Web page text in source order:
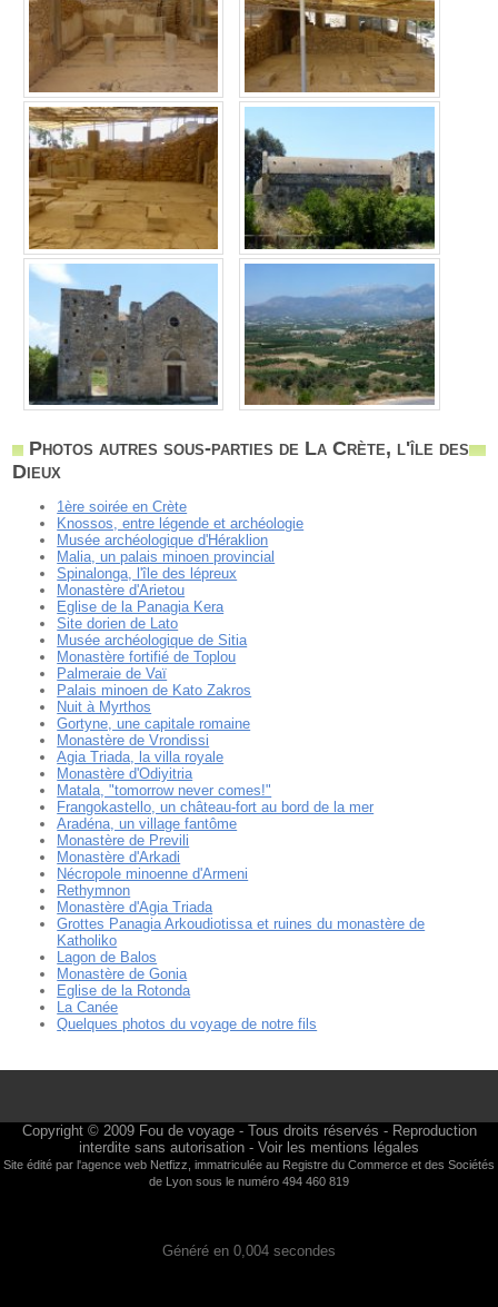
Photos autres sous-parties de La Crète, l'île des
Dieux
1ère soirée en Crète
Knossos, entre légende et archéologie
Musée archéologique d'Héraklion
Malia, un palais minoen provincial
Spinalonga, l'île des lépreux
Monastère d'Arietou
Eglise de la Panagia Kera
Site dorien de Lato
Musée archéologique de Sitia
Monastère fortifié de Toplou
Palmeraie de Vaï
Palais minoen de Kato Zakros
Nuit à Myrthos
Gortyne, une capitale romaine
Monastère de Vrondissi
Agia Triada, la villa royale
Monastère d'Odiyitria
Matala, "tomorrow never comes!"
Frangokastello, un château-fort au bord de la mer
Aradéna, un village fantôme
Monastère de Previli
Monastère d'Arkadi
Nécropole minoenne d'Armeni
Rethymnon
Monastère d'Agia Triada
Grottes Panagia Arkoudiotissa et ruines du monastère de
Katholiko
Lagon de Balos
Monastère de Gonia
Eglise de la Rotonda
La Canée
Quelques photos du voyage de notre fils
Copyright © 2009 Fou de voyage- Tous droits réservés - Reproduction
interdite sans autorisation - Voir les mentions légales
Site édité par l'agence web Netfizz , immatriculée au Registre du Commerce et des Sociétés
de Lyon sous le numéro 494 460 819
Généré en 0,004 secondes